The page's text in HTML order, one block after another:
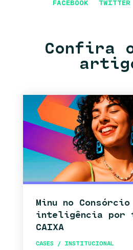
FACEBOOK TWITTER
Confira
Minu no
inteligência por
CAIXA
CASES / INSTITUCIONAL